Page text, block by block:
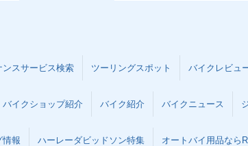
ンスサービス検索 ツーリングスポット バイクレビュ
バイクショップ紹介 バイク紹介 バイクニュース
情報 ハーレーダビッドソン特集 オートバイ用品なら